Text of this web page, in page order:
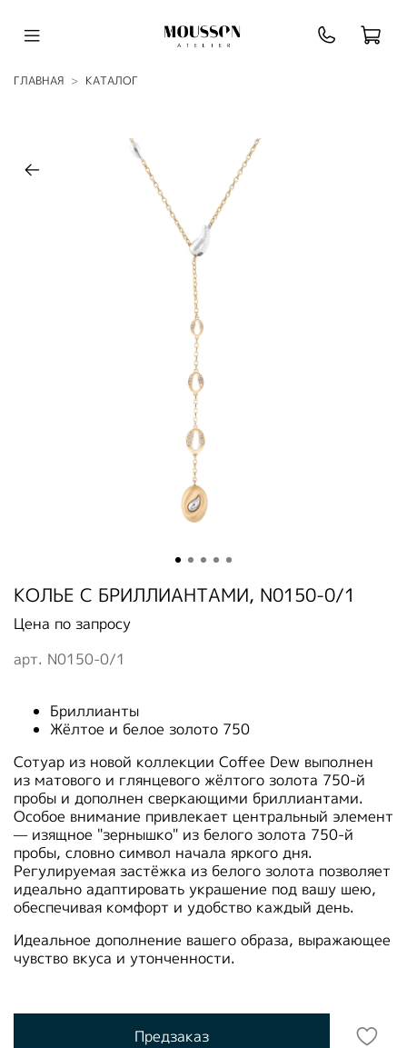
ГЛАВНАЯ КАТАЛОГ
арт. N0150-0/1
КОЛЬЕ С БРИЛЛИАНТАМИ, N0150-0/1
Цена по запросу
Бриллианты
Жёлтое и белое золото 750
Сотуар из новой коллекции Coffee Dew выполнен
из матового и глянцевого жёлтого золота 750-й
пробы и дополнен сверкающими бриллиантами.
Особое внимание привлекает центральный элемент
— изящное "зернышко" из белого золота 750-й
пробы, словно символ начала яркого дня.
Регулируемая застёжка из белого золота позволяет
идеально адаптировать украшение под вашу шею,
обеспечивая комфорт и удобство каждый день.
Идеальное дополнение вашего образа, выражающее
чувство вкуса и утонченности.
Предзаказ